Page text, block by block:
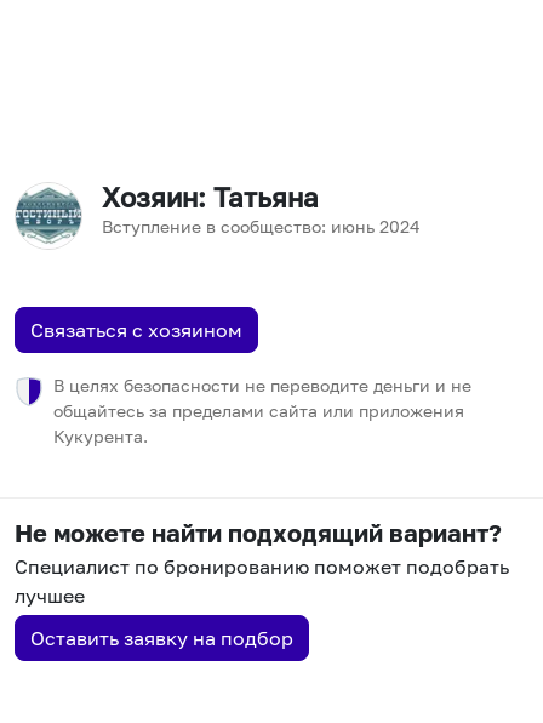
Хозяин: Татьяна
Вступление в сообщество: июнь 2024
Связаться с хозяином
В целях безопасности не переводите деньги и не
общайтесь за пределами сайта или приложения
Кукурента.
Не можете найти подходящий вариант?
Специалист по бронированию поможет подобрать
лучшее
Оставить заявку на подбор